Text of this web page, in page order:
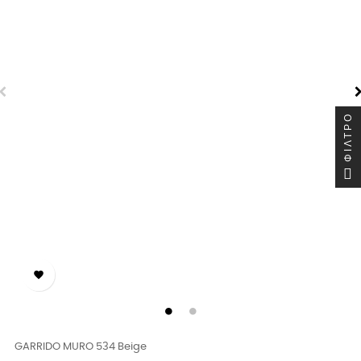

GARRIDO MURO 534 Beige
ΦΊΛΤΡΟ